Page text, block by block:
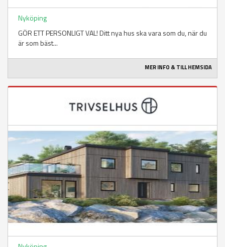
Nyköping
GÖR ETT PERSONLIGT VAL! Ditt nya hus ska vara som du, när du
är som bäst...
MER INFO & TILL HEMSIDA